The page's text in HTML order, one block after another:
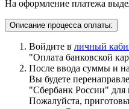
На оформление платежа
Описание процесса оплаты:
Войдите в личный
"Оплата банковской
После ввода суммы и
Вы будете
"Сбербанк России" для
Пожалуйста,